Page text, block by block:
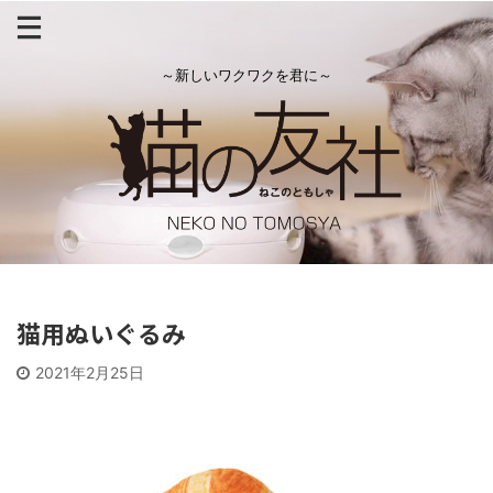
～新しいワクワクを君に～
猫用ぬいぐるみ
2021年2月25日